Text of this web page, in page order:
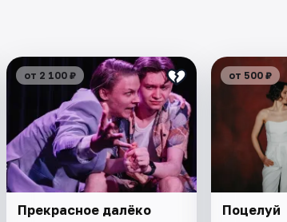
от 2 100 ₽
Прекрасное далёко
от 500 ₽
Поцелуй